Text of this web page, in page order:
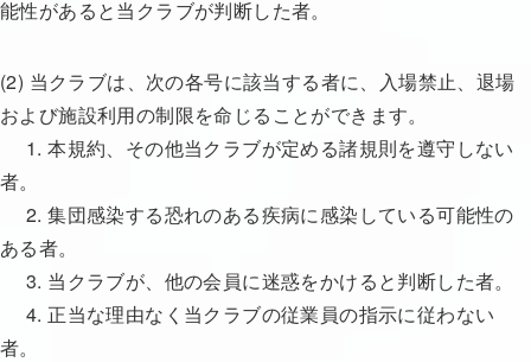
能性があると当クラブが判断した者。
(2) 当クラブは、次の各号に該当する者に、入場禁止、退場
および施設利用の制限を命じることができます。
1. 本規約、その他当クラブが定める諸規則を遵守しない
者。
2. 集団感染する恐れのある疾病に感染している可能性の
ある者。
3. 当クラブが、他の会員に迷惑をかけると判断した者。
4. 正当な理由なく当クラブの従業員の指示に従わない
者。